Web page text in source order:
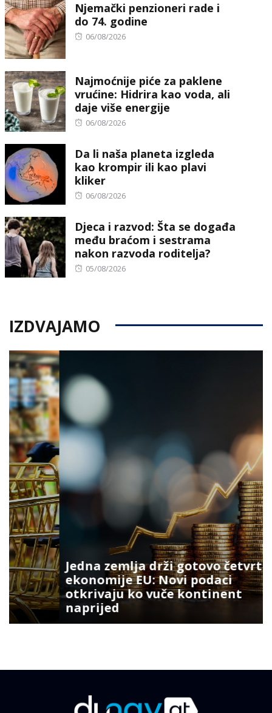
Njemački penzioneri rade i
do 74. godine
Posted
06/08/2026
Najmoćnije piće za paklene
vrućine: Hidrira kao voda, ali
daje više energije
Posted
06/08/2026
Da li naša planeta izgleda
kao krompir ili kao plavi
kliker
Posted
06/08/2026
Djeca i razvod: Šta se događa
među braćom i sestrama
nakon razvoda roditelja?
Posted
05/08/2026
IZDVAJAMO
Jedna zemlja drži gotovo četvrtinu
ekonomije EU: Novi podaci
otkrivaju ko vuče kontinent
naprijed